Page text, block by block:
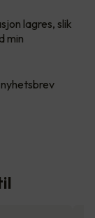
lagres, slik
min